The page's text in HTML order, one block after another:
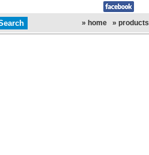
» home
» products